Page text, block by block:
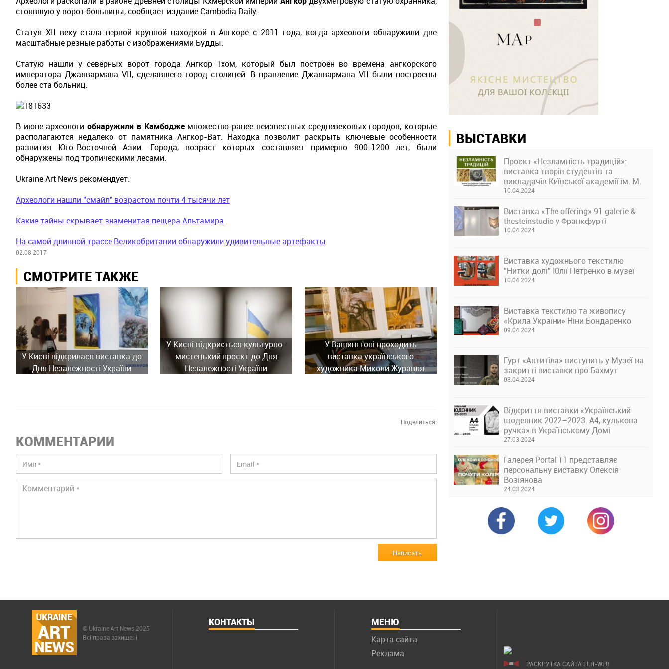
стоявшую у ворот больницы, сообщает издание Cambodia Daily.
Статуя XII веку стала первой крупной находкой в Ангкоре с 2011 года, когда археологи обнаружили две
масштабные резные работы с изображениями Будды.
Статую нашли у северных ворот города Ангкор Тхом, который был построен во времена ангкорского
императора Джаявармана VII, сделавшего город столицей. В правление Джаявармана VII были построены
более ста больниц.
В июне археологиобнаружили в Камбоджемножество ранее неизвестных средневековых городов, которые
располагаются недалеко от памятника Ангкор-Ват. Находка позволит раскрыть ключевые особенности
развития Юго-Восточной Азии. Города, возраст которых составляет примерно 900-1200 лет, были
обнаружены под тропическими лесами.
Ukraine Art News рекомендует:
Археологи нашли "смайл" возрастом почти 4 тысячи лет
Какие тайны скрывает знаменитая пещера Альтамира
На самой длинной трассе Великобритании обнаружили удивительные артефакты
02.08.2017
СМОТРИТЕ ТАКЖЕ
У Києві відкрилася виставка до
Дня Незалежності України
У Києві відкриється культурно-
мистецький проєкт до Дня
Незалежності України
У Вашингтоні проходить
виставка українського
художника Миколи Журавля
Поделиться:
КОММЕНТАРИИ
Написать
ВЫСТАВКИ
Проєкт «Незламність традицій»:
виставка творів студентів та
викладачів Київської академії ім. М.
Бойчука
10.04.2024
Виставка «The offering» 91 galerie &
thesteinstudio у Франкфурті
10.04.2024
Виставка художнього текстилю
"Нитки долі" Юлії Петренко в музеї
10.04.2024
Виставка текстилю та живопису
«Крила України» Ніни Бондаренко
09.04.2024
Гурт «Антитіла» виступить у Музеї на
закритті виставки про Бахмут
08.04.2024
Відкриття виставки «Український
щоденник 2022–2023. А4, кулькова
ручка» в Українському Домі
27.03.2024
Галерея Portal 11 представляє
персональну виставку Олексія
Возіянова
24.03.2024
UKRAINE
ART
NEWS
© Ukraine Art News 2025
Всі права захищені
КОНТАКТЫ МЕНЮ
Карта сайта
Реклама
РАСКРУТКА САЙТА ELIT-WEB